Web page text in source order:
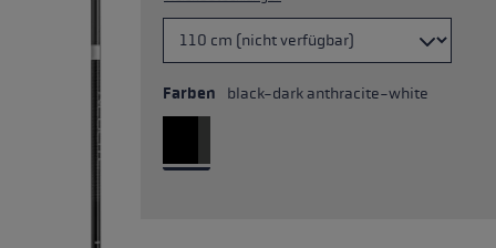
Farben black-dark anthracite-white